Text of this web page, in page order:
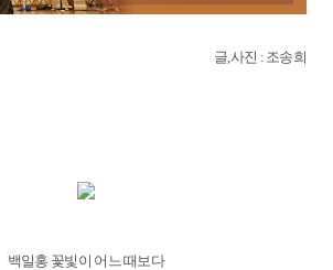
글,사진 : 조송희
백일홍 꽃빛이 어느 때보다